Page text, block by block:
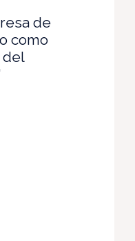
de
como
del